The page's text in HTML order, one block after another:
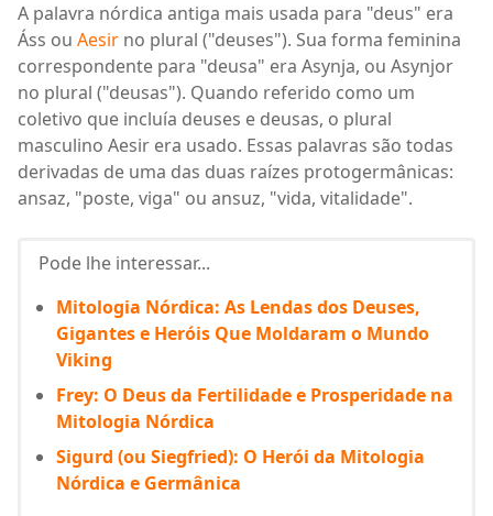
A palavra nórdica antiga mais usada para "deus" era
Áss ou Aesir no plural ("deuses"). Sua forma feminina
correspondente para "deusa" era Asynja, ou Asynjor
no plural ("deusas"). Quando referido como um
coletivo que incluía deuses e deusas, o plural
masculino Aesir era usado. Essas palavras são todas
derivadas de uma das duas raízes protogermânicas:
ansaz, "poste, viga" ou ansuz, "vida, vitalidade".
Pode lhe interessar...
Mitologia Nórdica: As Lendas dos Deuses,
Gigantes e Heróis Que Moldaram o Mundo
Viking
Frey: O Deus da Fertilidade e Prosperidade na
Mitologia Nórdica
Sigurd (ou Siegfried): O Herói da Mitologia
Nórdica e Germânica